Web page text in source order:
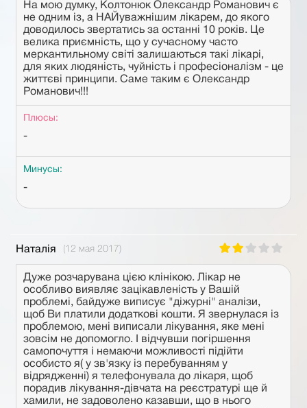
На мою думку, Колтонюк Олександр Романович є
не одним із, а НАЙуважнішим лікарем, до якого
доводилось звертатись за останні 10 років. Це
велика приємність, що у сучасному часто
меркантильному світі залишаються такі лікарі,
для яких людяність, чуйність і професіоналізм - це
життєві принципи. Саме таким є Олександр
Романович!!!
Плюсы:
-
Минусы:
-
Наталія (12 мая 2017)
Дуже розчарувана цією клінікою. Лікар не
особливо виявляє зацікавленість у Вашій
проблемі, байдуже виписує "діжурні" аналізи,
щоб Ви платили додаткові кошти. Я звернулася із
проблемою, мені виписали лікування, яке мені
зовсім не допомогло. І відчувши погіршення
самопочуття і немаючи можливості підійти
особисто я( у зв'язку із перебуванням у
відрядженні) я телефонувала до лікаря, щоб
порадив лікування-дівчата на реєстратурі ще й
хамили, не задоволено казавши, що в нього